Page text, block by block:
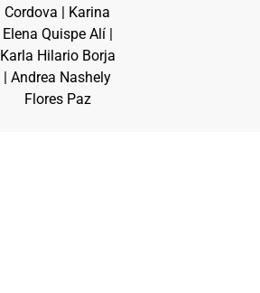
Cordova | Karina
Elena Quispe Alí |
Karla Hilario Borja
| Andrea Nashely
Flores Paz